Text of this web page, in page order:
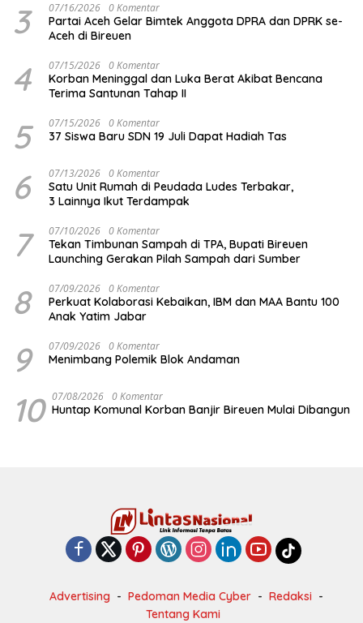
3 07/16/2026 0 Komentar
Partai Aceh Gelar Bimtek Anggota DPRA dan DPRK se-
Aceh di Bireuen
4 07/15/2026 0 Komentar
Korban Meninggal dan Luka Berat Akibat Bencana
Terima Santunan Tahap II
5 07/15/2026 0 Komentar
37 Siswa Baru SDN 19 Juli Dapat Hadiah Tas
6 07/13/2026 0 Komentar
Satu Unit Rumah di Peudada Ludes Terbakar,
3 Lainnya Ikut Terdampak
7 07/10/2026 0 Komentar
Tekan Timbunan Sampah di TPA, Bupati Bireuen
Launching Gerakan Pilah Sampah dari Sumber
8 07/09/2026 0 Komentar
Perkuat Kolaborasi Kebaikan, IBM dan MAA Bantu 100
Anak Yatim Jabar
9 07/09/2026 0 Komentar
Menimbang Polemik Blok Andaman
10 07/08/2026 0 Komentar
Huntap Komunal Korban Banjir Bireuen Mulai Dibangun
Advertising Pedoman Media Cyber
Redaksi
Tentang Kami